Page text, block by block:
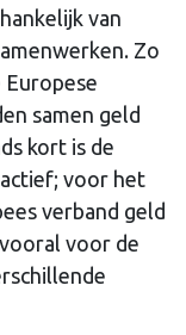
van
Zo
samen geld
kort is de
voor het
verband geld
voor de